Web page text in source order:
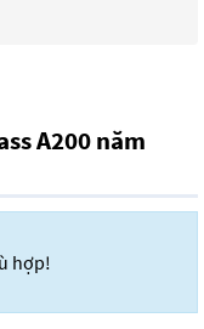
A200 năm
hợp!